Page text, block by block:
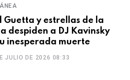
Guetta y estrellas de la
despiden a DJ Kavinsky
inesperada muerte
JULIO DE 2026 08:33